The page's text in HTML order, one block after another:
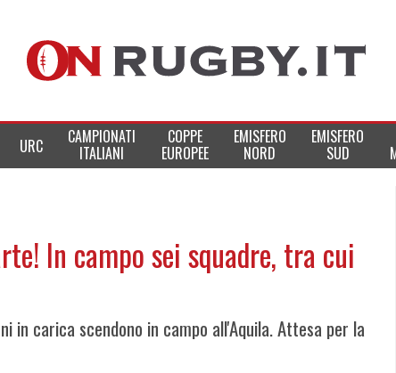
URC CAMPIONATI
ITALIANI
COPPE
EUROPEE
EMISFERO
NORD
EMISFERO
SUD
In campo sei squadre, tra cui
in carica scendono in campo all'Aquila. Attesa per la